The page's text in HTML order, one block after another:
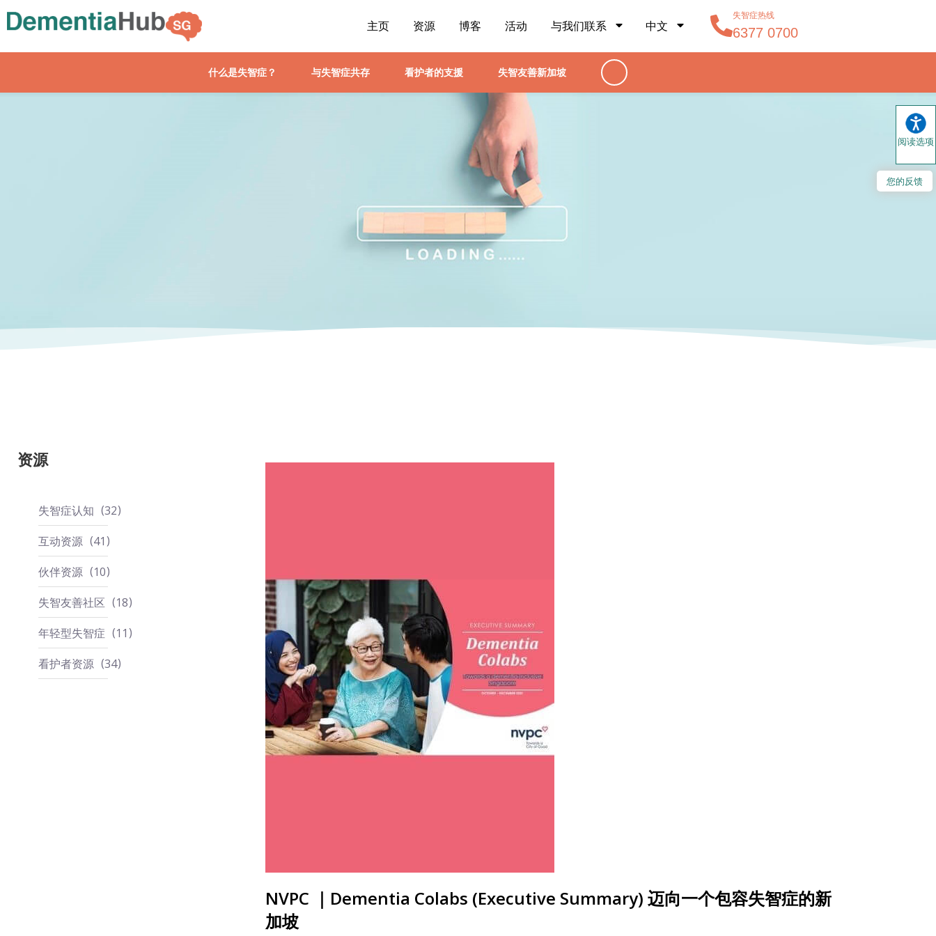
阅读选项
您的反馈
主页 资源 博客 活动 与我们联系 中文
失智症热线
6377 0700
什么是失智症？ 与失智症共存 看护者的支援 失智友善新加坡
资源
失智症认知
32
互动资源
41
伙伴资源
10
失智友善社区
18
年轻型失智症
11
看护者资源
34
NVPC ｜Dementia Colabs (Executive Summary) 迈向一个包容失智症的新
加坡